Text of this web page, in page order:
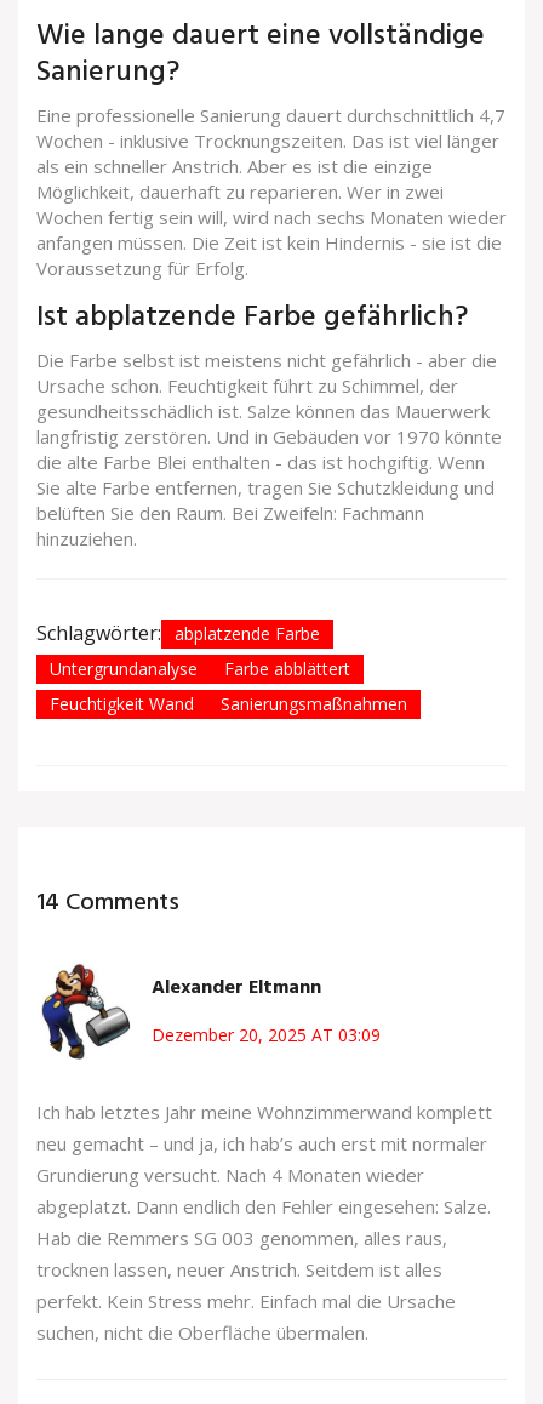
Wie lange dauert eine vollständige
Sanierung?
Eine professionelle Sanierung dauert durchschnittlich 4,7
Wochen - inklusive Trocknungszeiten. Das ist viel länger
als ein schneller Anstrich. Aber es ist die einzige
Möglichkeit, dauerhaft zu reparieren. Wer in zwei
Wochen fertig sein will, wird nach sechs Monaten wieder
anfangen müssen. Die Zeit ist kein Hindernis - sie ist die
Voraussetzung für Erfolg.
Ist abplatzende Farbe gefährlich?
Die Farbe selbst ist meistens nicht gefährlich - aber die
Ursache schon. Feuchtigkeit führt zu Schimmel, der
gesundheitsschädlich ist. Salze können das Mauerwerk
langfristig zerstören. Und in Gebäuden vor 1970 könnte
die alte Farbe Blei enthalten - das ist hochgiftig. Wenn
Sie alte Farbe entfernen, tragen Sie Schutzkleidung und
belüften Sie den Raum. Bei Zweifeln: Fachmann
hinzuziehen.
Schlagwörter:
abplatzende Farbe
Untergrundanalyse
Farbe abblättert
Feuchtigkeit Wand
Sanierungsmaßnahmen
14 Comments
Alexander Eltmann
Dezember 20, 2025 AT 03:09
Ich hab letztes Jahr meine Wohnzimmerwand komplett
neu gemacht – und ja, ich hab’s auch erst mit normaler
Grundierung versucht. Nach 4 Monaten wieder
abgeplatzt. Dann endlich den Fehler eingesehen: Salze.
Hab die Remmers SG 003 genommen, alles raus,
trocknen lassen, neuer Anstrich. Seitdem ist alles
perfekt. Kein Stress mehr. Einfach mal die Ursache
suchen, nicht die Oberfläche übermalen.